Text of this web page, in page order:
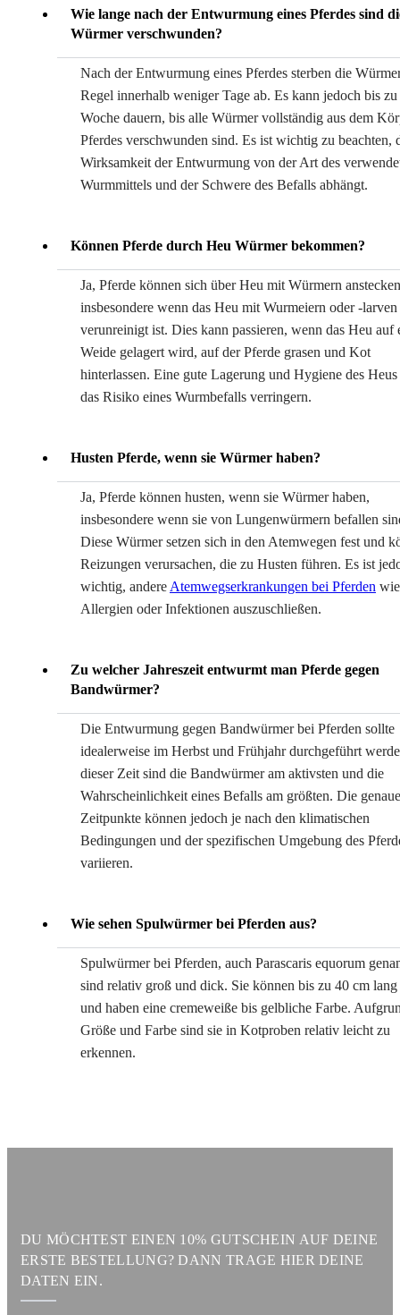
Wie lange nach der Entwurmung eines Pferdes sind
Würmer verschwunden?
Nach der Entwurmung eines Pferdes sterben die
Regel innerhalb weniger Tage ab. Es kann jedoch bis zu
Woche dauern, bis alle Würmer vollständig aus dem
Pferdes verschwunden sind. Es ist wichtig zu beachten,
Wirksamkeit der Entwurmung von der Art des
Wurmmittels und der Schwere des Befalls abhängt.
Können Pferde durch Heu Würmer bekommen?
Ja, Pferde können sich über Heu mit Würmern
insbesondere wenn das Heu mit Wurmeiern oder -larven
verunreinigt ist. Dies kann passieren, wenn das Heu auf
Weide gelagert wird, auf der Pferde grasen und Kot
hinterlassen. Eine gute Lagerung und Hygiene des
das Risiko eines Wurmbefalls verringern.
Husten Pferde, wenn sie Würmer haben?
Ja, Pferde können husten, wenn sie Würmer haben,
insbesondere wenn sie von Lungenwürmern befallen
Diese Würmer setzen sich in den Atemwegen fest und
Reizungen verursachen, die zu Husten führen. Es ist
wichtig, andere Atemwegserkrankungen bei Pferden wie
Allergien oder Infektionen auszuschließen.
Zu welcher Jahreszeit entwurmt man Pferde gegen
Bandwürmer?
Die Entwurmung gegen Bandwürmer bei Pferden sollte
idealerweise im Herbst und Frühjahr durchgeführt
dieser Zeit sind die Bandwürmer am aktivsten und die
Wahrscheinlichkeit eines Befalls am größten. Die
Zeitpunkte können jedoch je nach den klimatischen
Bedingungen und der spezifischen Umgebung des
variieren.
Wie sehen Spulwürmer bei Pferden aus?
Spulwürmer bei Pferden, auch Parascaris equorum
sind relativ groß und dick. Sie können bis zu 40 cm
und haben eine cremeweiße bis gelbliche Farbe.
Größe und Farbe sind sie in Kotproben relativ leicht zu
erkennen.
DU MÖCHTEST EINEN 10% GUTSCHEIN AUF DEINE
ERSTE BESTELLUNG? DANN TRAGE HIER DEINE
DATEN EIN.